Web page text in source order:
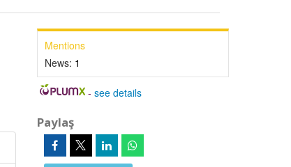
Mentions
News: 1
-see details
Paylaş